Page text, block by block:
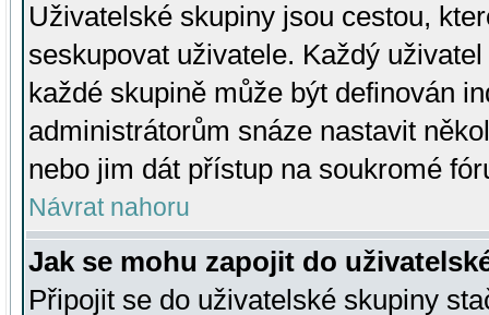
Uživatelské skupiny jsou cestou,
seskupovat uživatele. Každý
každé skupině může být definován
administrátorům snáze nastavit
nebo jim dát přístup na soukromé
Návrat nahoru
Jak se mohu zapojit do
Připojit se do uživatelské skupiny